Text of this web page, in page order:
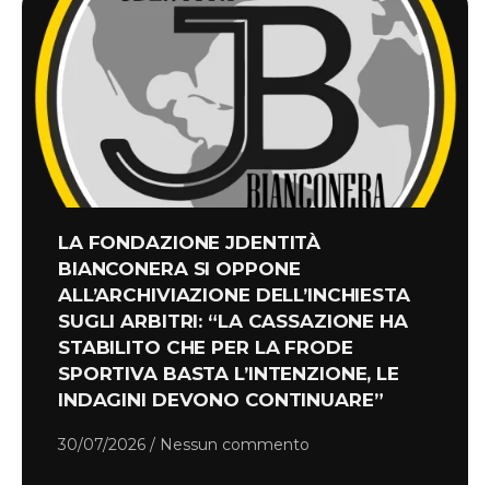
LA FONDAZIONE JDENTITÀ
BIANCONERA SI OPPONE
ALL’ARCHIVIAZIONE DELL’INCHIESTA
SUGLI ARBITRI: “LA CASSAZIONE HA
STABILITO CHE PER LA FRODE
SPORTIVA BASTA L’INTENZIONE, LE
INDAGINI DEVONO CONTINUARE”
30/07/2026 Nessun commento